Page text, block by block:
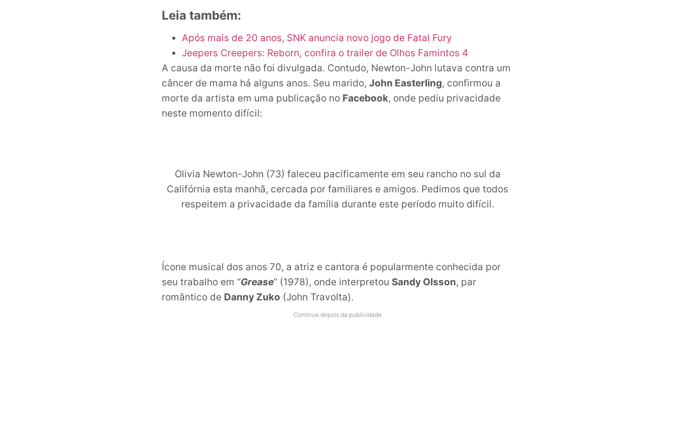
Leia também:
Após mais de 20 anos, SNK anuncia novo jogo de Fatal Fury
Jeepers Creepers: Reborn, confira o trailer de Olhos Famintos 4
A causa da morte não foi divulgada. Contudo, Newton-John lutava contra um
câncer de mama há alguns anos. Seu marido, John Easterling, confirmou a
morte da artista em uma publicação no Facebook, onde pediu privacidade
neste momento difícil:
Olivia Newton-John (73) faleceu pacificamente em seu rancho no sul da
Califórnia esta manhã, cercada por familiares e amigos. Pedimos que todos
respeitem a privacidade da família durante este período muito difícil.
Ícone musical dos anos 70, a atriz e cantora é popularmente conhecida por
seu trabalho em “Grease” (1978), onde interpretou Sandy Olsson, par
romântico de Danny Zuko (John Travolta).
Continue depois da publicidade